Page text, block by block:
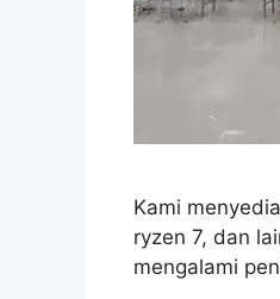
Kami
ryzen 7, dan
mengalami